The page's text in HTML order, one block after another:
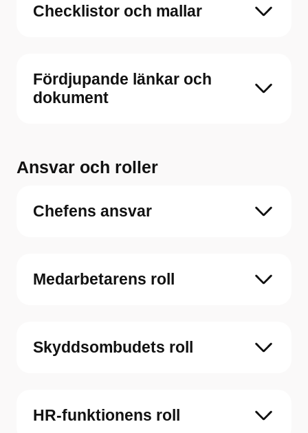
Checklistor och mallar
Fördjupande länkar och
dokument
Ansvar och roller
Chefens ansvar
Medarbetarens roll
Skyddsombudets roll
HR-funktionens roll